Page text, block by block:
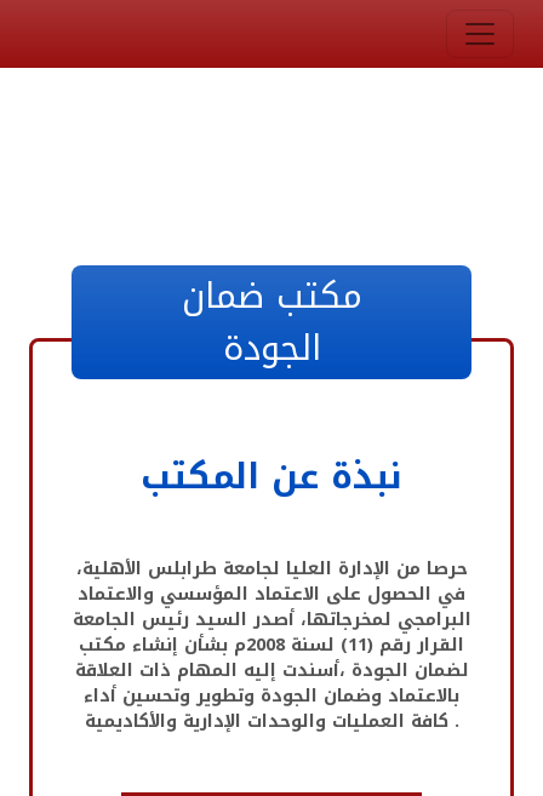
مكتب ضمان
الجودة
نبذة عن المكتب
حرصا من الإدارة العليا لجامعة طرابلس الأهلية،
في الحصول على الاعتماد المؤسسي والاعتماد
البرامجي لمخرجاتها، أصدر السيد رئيس الجامعة
القرار رقم (11) لسنة 2008م بشأن إنشاء مكتب
لضمان الجودة ،أسندت إليه المهام ذات العلاقة
بالاعتماد وضمان الجودة وتطوير وتحسين أداء
كافة العمليات والوحدات الإدارية والأكاديمية .